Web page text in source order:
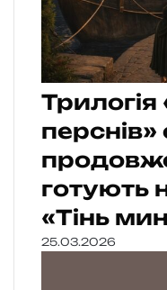
готують
«Тінь
25.03.2026